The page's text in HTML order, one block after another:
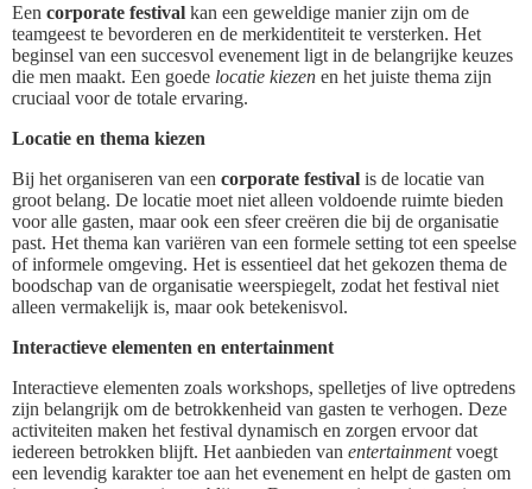
Een corporate festival kan een geweldige manier zijn om de
teamgeest te bevorderen en de merkidentiteit te versterken. Het
beginsel van een succesvol evenement ligt in de belangrijke keuzes
die men maakt. Een goede locatie kiezen en het juiste thema zijn
cruciaal voor de totale ervaring.
Locatie en thema kiezen
Bij het organiseren van een corporate festival is de locatie van
groot belang. De locatie moet niet alleen voldoende ruimte bieden
voor alle gasten, maar ook een sfeer creëren die bij de organisatie
past. Het thema kan variëren van een formele setting tot een speelse
of informele omgeving. Het is essentieel dat het gekozen thema de
boodschap van de organisatie weerspiegelt, zodat het festival niet
alleen vermakelijk is, maar ook betekenisvol.
Interactieve elementen en entertainment
Interactieve elementen zoals workshops, spelletjes of live optredens
zijn belangrijk om de betrokkenheid van gasten te verhogen. Deze
activiteiten maken het festival dynamisch en zorgen ervoor dat
iedereen betrokken blijft. Het aanbieden van entertainmentvoegt
een levendig karakter toe aan het evenement en helpt de gasten om